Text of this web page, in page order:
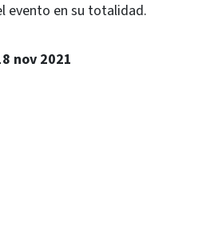
evento en su totalidad.
nov 2021